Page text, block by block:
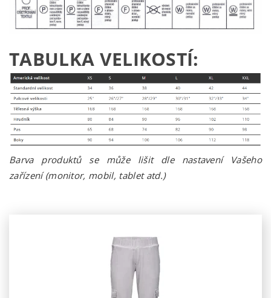
TABULKA VELIKOSTÍ:
Barva produktů se může lišit dle nastavení Vašeho
zařízení (monitor, mobil, tablet atd.)